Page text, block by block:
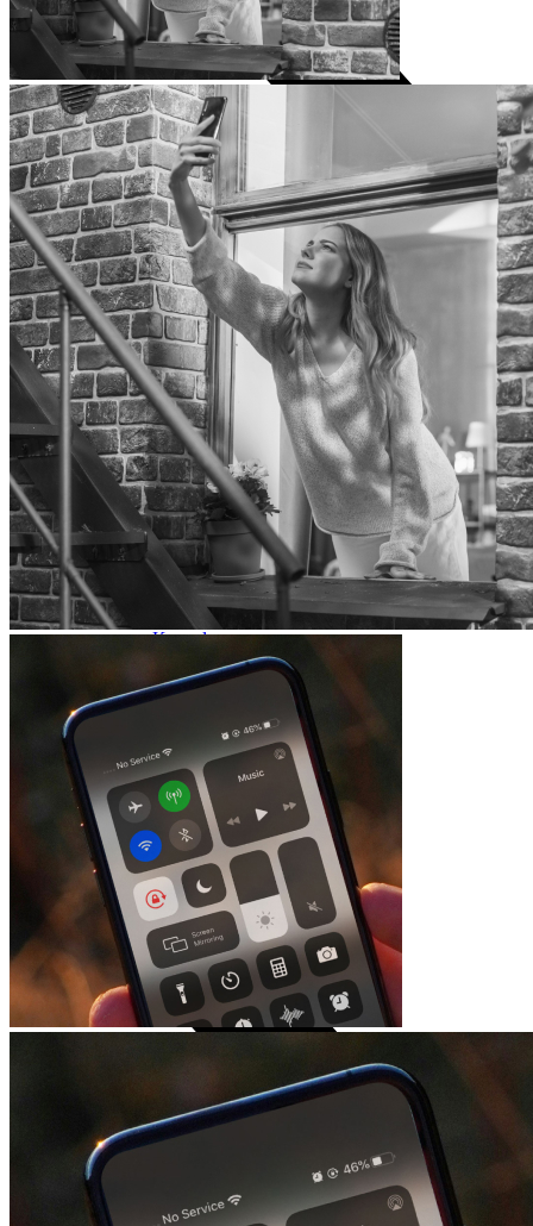
Visi televizori
Samsung
LG
Xiaomi
TCL
Piederumi
Konsoles
Spēles un kontrolieri
Projektori
Audiosistēmas
TV piederumi
Noderīgi
Iekārtu apdrošināšana
Nomaksas līgums
Audio